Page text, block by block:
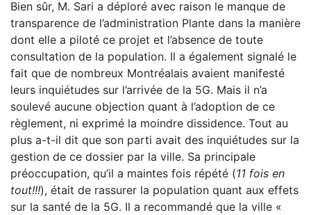
Bien sûr, M. Sari a déploré avec raison le manque de
transparence de l’administration Plante dans la manière
dont elle a piloté ce projet et l’absence de toute
consultation de la population. Il a également signalé le
fait que de nombreux Montréalais avaient manifesté
leurs inquiétudes sur l’arrivée de la 5G. Mais il n’a
soulevé aucune objection quant à l’adoption de ce
règlement, ni exprimé la moindre dissidence. Tout au
plus a-t-il dit que son parti avait des inquiétudes sur la
gestion de ce dossier par la ville. Sa principale
préoccupation, qu’il a maintes fois répété (11 fois en
tout!!!), était de rassurer la population quant aux effets
sur la santé de la 5G. Il a recommandé que la ville «